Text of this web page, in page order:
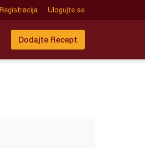
Registracija Ulogujte se
Dodajte Recept